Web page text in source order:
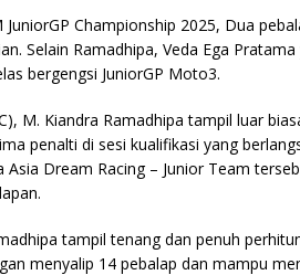
Championship 2025, Dua
Selain Ramadhipa, Veda Ega
bergengsi JuniorGP Moto3.
M. Kiandra Ramadhipa tampil luar
penalti di sesi kualifikasi yang
Dream Racing – Junior Team
tampil tenang dan penuh
menyalip 14 pebalap dan mampu